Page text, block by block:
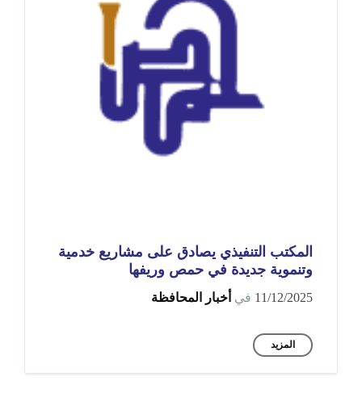
المكتب التنفيذي يصادق على مشاريع خدمية
وتنموية جديدة في حمص وريفها
11/12/2025 في أخبار المحافظة
المزيد